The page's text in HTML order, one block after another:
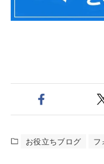
お役立ちブログ フ